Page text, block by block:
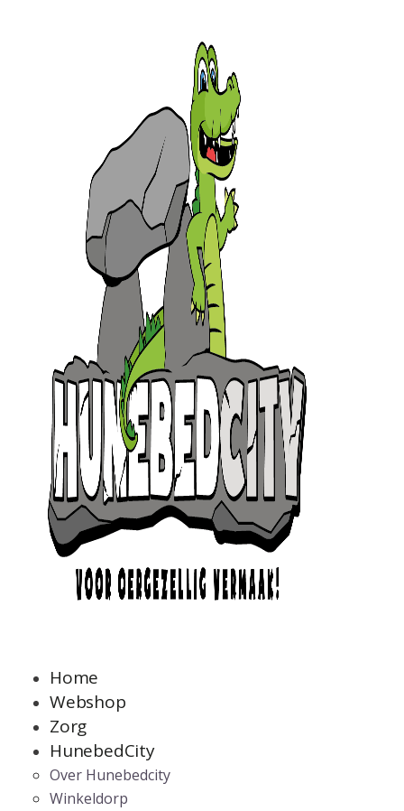
Home
Webshop
Zorg
HunebedCity
Over Hunebedcity
Winkeldorp